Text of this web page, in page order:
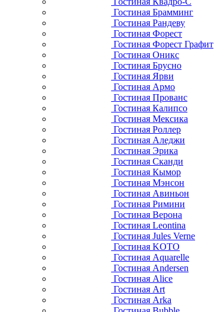
Гостиная Брамминг
Гостиная Рандеву
Гостиная Форест
Гостиная Форест Графит
Гостиная Оникс
Гостиная Брусно
Гостиная Ярви
Гостиная Армо
Гостиная Прованс
Гостиная Калипсо
Гостиная Мексика
Гостиная Роллер
Гостиная Аледжи
Гостиная Эрика
Гостиная Сканди
Гостиная Кымор
Гостиная Мэнсон
Гостиная Авиньон
Гостиная Римини
Гостиная Верона
Гостиная Leontina
Гостиная Jules Verne
Гостиная KOTO
Гостиная Aquarelle
Гостиная Andersen
Гостиная Alice
Гостиная Art
Гостиная Arka